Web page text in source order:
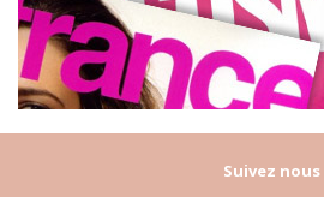
Suivez nous